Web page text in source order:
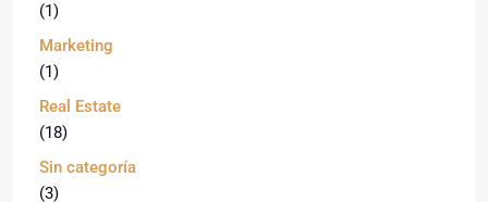
(1)
Marketing
(1)
Real Estate
(18)
Sin categoría
(3)